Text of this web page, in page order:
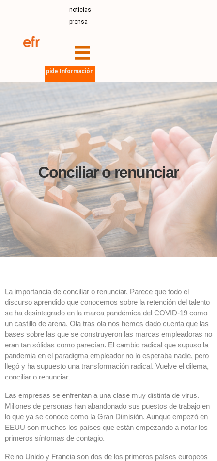
noticias
prensa
pide Información
Conciliar o renunciar
La importancia de conciliar o renunciar. Parece que todo el
discurso aprendido que conocemos sobre la retención del talento
se ha desintegrado en la marea pandémica del COVID-19 como
un castillo de arena. Ola tras ola nos hemos dado cuenta que las
bases sobre las que se construyeron las marcas empleadoras no
eran tan sólidas como parecían. El cambio radical que supuso la
pandemia en el paradigma empleador no lo esperaba nadie, pero
llegó y ha supuesto una transformación radical. Vuelve el dilema,
conciliar o renunciar.
Las empresas se enfrentan a una clase muy distinta de virus.
Millones de personas han abandonado sus puestos de trabajo en
lo que ya se conoce como la Gran Dimisión. Aunque empezó en
EEUU son muchos los países que están empezando a notar los
primeros síntomas de contagio.
Reino Unido y Francia son dos de los primeros países europeos